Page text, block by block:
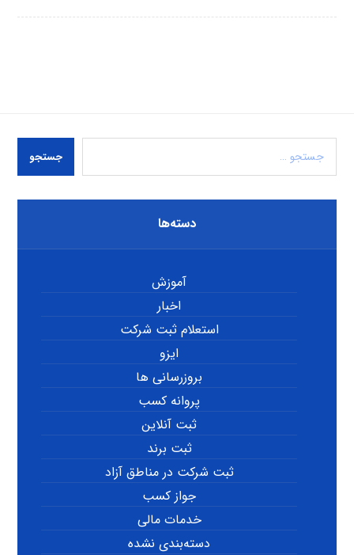
جستجو
دسته‌ها
آموزش
اخبار
استعلام ثبت شرکت
ایزو
بروزرسانی ها
پروانه کسب
ثبت آنلاین
ثبت برند
ثبت شرکت در مناطق آزاد
جواز کسب
خدمات مالی
دسته‌بندی نشده